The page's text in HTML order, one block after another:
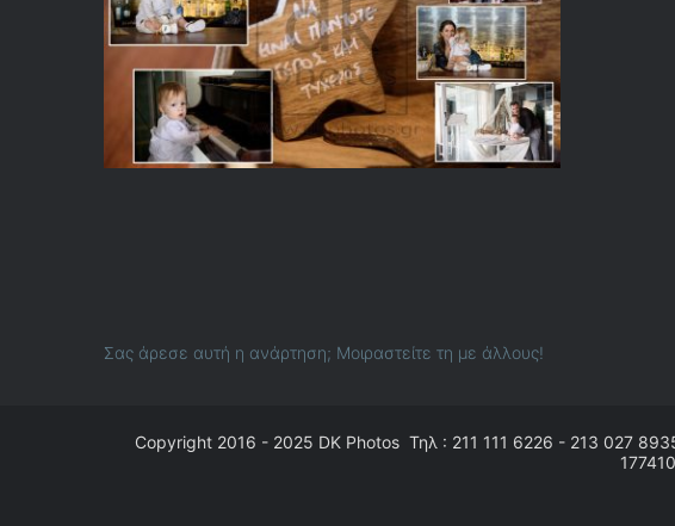
Σας άρεσε αυτή η ανάρτηση; Μοιραστείτε τη με άλλους!
Copyright 2016 - 2025 DK Photos Τηλ : 211 111 6226 - 213 027